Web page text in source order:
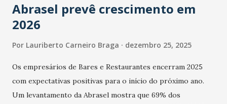
Abrasel prevê crescimento em
2026
Por Lauriberto Carneiro Braga dezembro 25, 2025
Os empresários de Bares e Restaurantes encerram 2025
com expectativas positivas para o início do próximo ano.
Um levantamento da Abrasel mostra que 69% dos